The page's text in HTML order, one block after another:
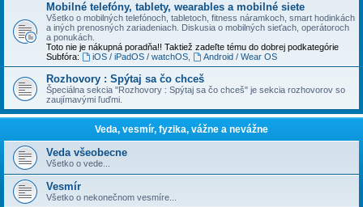
Mobilné telefóny, tablety, wearables a mobilné siete
Všetko o mobilných telefónoch, tabletoch, fitness náramkoch, smart hodinkách
a iných prenosných zariadeniach. Diskusia o mobilných sieťach, operátoroch
a ponukách.
Toto nie je nákupná poradňa!! Taktiež zadeľte tému do dobrej podkategórie
Subfóra:
iOS / iPadOS / watchOS, Android / Wear OS
Rozhovory : Spýtaj sa čo chceš
Špeciálna sekcia "Rozhovory : Spýtaj sa čo chceš" je sekcia rozhovorov so
zaujímavými ľuďmi.
Veda, vesmír, fyzika, vážne a nevážne
Veda všeobecne
Všetko o vede...
Vesmír
Všetko o nekonečnom vesmíre...